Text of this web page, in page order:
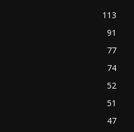
113
91
77
74
52
51
47